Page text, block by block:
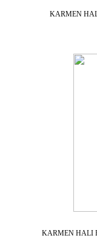
KARMEN
KARMEN HALI